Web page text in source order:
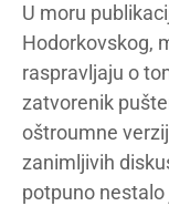
U moru
Hodorkovskog,
raspravljaju o
zatvorenik
oštroumne
zanimljivih
potpuno